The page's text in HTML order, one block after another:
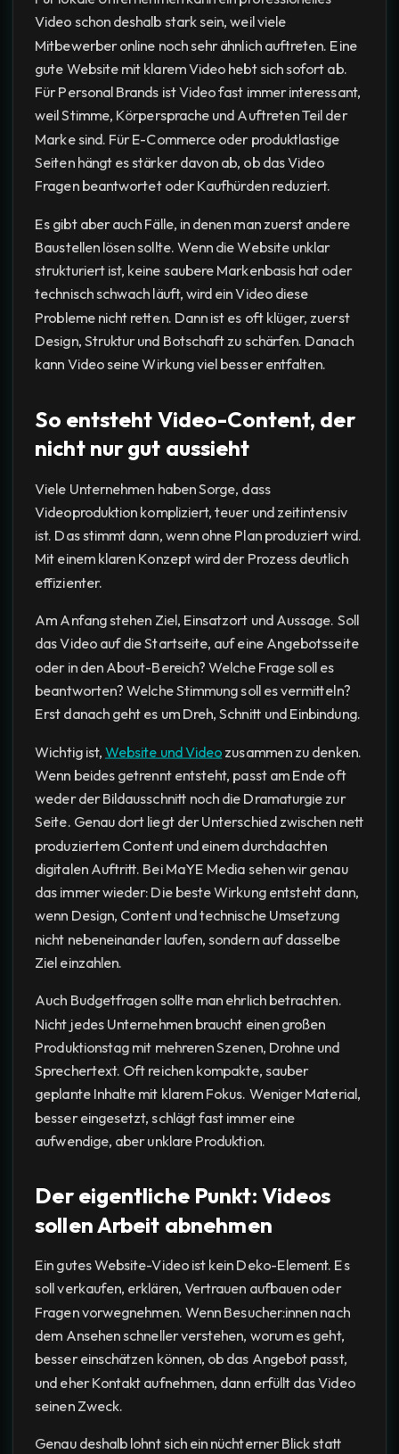
Video schon deshalb stark sein, weil viele
Mitbewerber online noch sehr ähnlich auftreten. Eine
gute Website mit klarem Video hebt sich sofort ab.
Für Personal Brands ist Video fast immer interessant,
weil Stimme, Körpersprache und Auftreten Teil der
Marke sind. Für E-Commerce oder produktlastige
Seiten hängt es stärker davon ab, ob das Video
Fragen beantwortet oder Kaufhürden reduziert.
Es gibt aber auch Fälle, in denen man zuerst andere
Baustellen lösen sollte. Wenn die Website unklar
strukturiert ist, keine saubere Markenbasis hat oder
technisch schwach läuft, wird ein Video diese
Probleme nicht retten. Dann ist es oft klüger, zuerst
Design, Struktur und Botschaft zu schärfen. Danach
kann Video seine Wirkung viel besser entfalten.
So entsteht Video-Content, der
nicht nur gut aussieht
Viele Unternehmen haben Sorge, dass
Videoproduktion kompliziert, teuer und zeitintensiv
ist. Das stimmt dann, wenn ohne Plan produziert wird.
Mit einem klaren Konzept wird der Prozess deutlich
effizienter.
Am Anfang stehen Ziel, Einsatzort und Aussage. Soll
das Video auf die Startseite, auf eine Angebotsseite
oder in den About-Bereich? Welche Frage soll es
beantworten? Welche Stimmung soll es vermitteln?
Erst danach geht es um Dreh, Schnitt und Einbindung.
Wichtig ist,Website und Videozusammen zu denken.
Wenn beides getrennt entsteht, passt am Ende oft
weder der Bildausschnitt noch die Dramaturgie zur
Seite. Genau dort liegt der Unterschied zwischen nett
produziertem Content und einem durchdachten
digitalen Auftritt. Bei MaYE Media sehen wir genau
das immer wieder: Die beste Wirkung entsteht dann,
wenn Design, Content und technische Umsetzung
nicht nebeneinander laufen, sondern auf dasselbe
Ziel einzahlen.
Auch Budgetfragen sollte man ehrlich betrachten.
Nicht jedes Unternehmen braucht einen großen
Produktionstag mit mehreren Szenen, Drohne und
Sprechertext. Oft reichen kompakte, sauber
geplante Inhalte mit klarem Fokus. Weniger Material,
besser eingesetzt, schlägt fast immer eine
aufwendige, aber unklare Produktion.
Der eigentliche Punkt: Videos
sollen Arbeit abnehmen
Ein gutes Website-Video ist kein Deko-Element. Es
soll verkaufen, erklären, Vertrauen aufbauen oder
Fragen vorwegnehmen. Wenn Besucher:innen nach
dem Ansehen schneller verstehen, worum es geht,
besser einschätzen können, ob das Angebot passt,
und eher Kontakt aufnehmen, dann erfüllt das Video
seinen Zweck.
Genau deshalb lohnt sich ein nüchterner Blick statt